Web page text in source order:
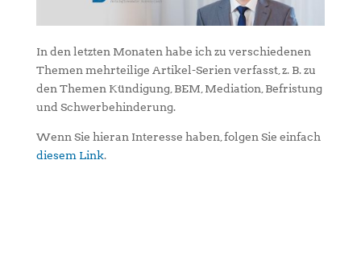
In den letzten Monaten habe ich zu verschiedenen
Themen mehrteilige Artikel-Serien verfasst, z. B. zu
den Themen Kündigung, BEM, Mediation, Befristung
und Schwerbehinderung.
Wenn Sie hieran Interesse haben, folgen Sie einfach
diesem Link.